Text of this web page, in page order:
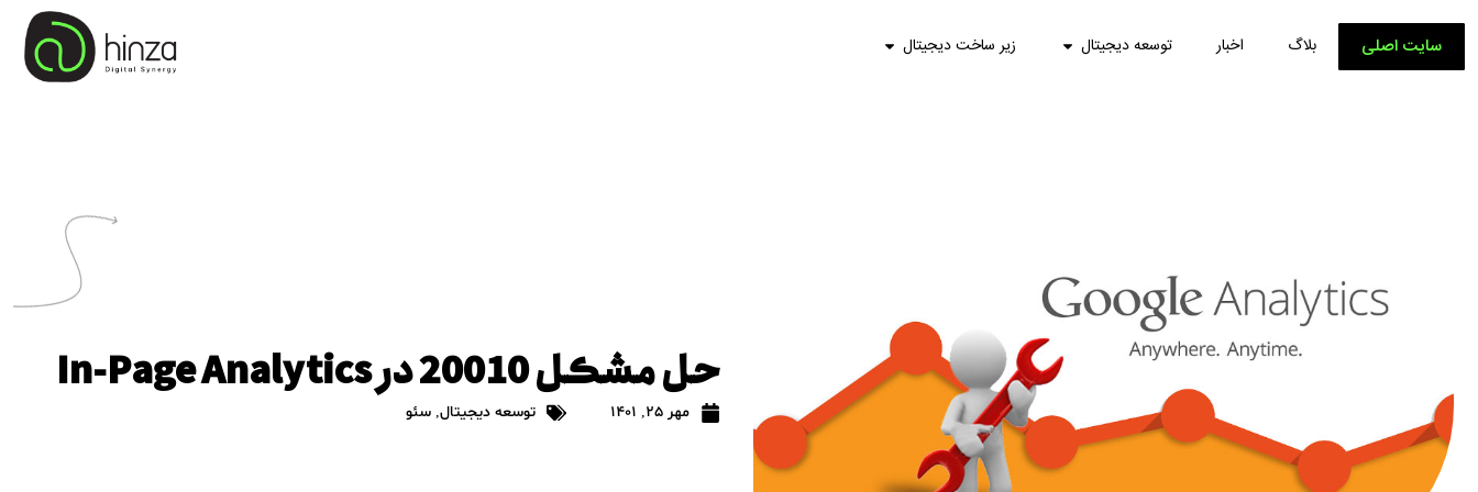
سایت اصلی بلاگ اخبار توسعه دیجیتال زیر ساخت دیجیتال
حل مشکل 20010 در In-Page Analytics
مهر 25, 1401 توسعه دیجیتال,سئو